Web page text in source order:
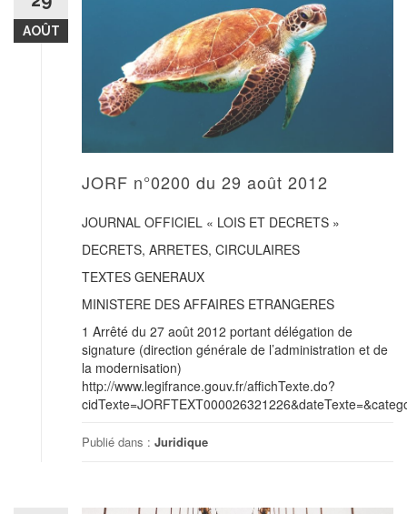
AOÛT
JORF n°0200 du 29 août 2012
JOURNAL OFFICIEL « LOIS ET DECRETS »
DECRETS, ARRETES, CIRCULAIRES
TEXTES GENERAUX
MINISTERE DES AFFAIRES ETRANGERES
1 Arrêté du 27 août 2012 portant délégation de
signature (direction générale de l’administration et de
la modernisation)
http://www.legifrance.gouv.fr/affichTexte.do?
Publié dans : Juridique